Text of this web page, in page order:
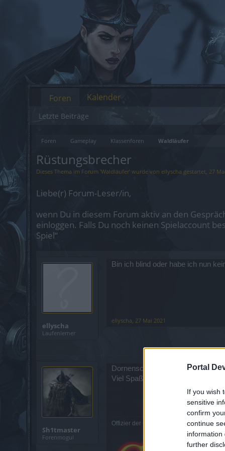
Portal
If you wish
sensitive
confirm
continue
information
further
Foren Gameplay Klassenforen Waldläufer
Rüstungsbrecher
Dieses Thema im Forum 'Waldläufer' wurde von ellyscha gestartet, 27
Liebe(r) Forum-Leser/in,
wenn Du in diesem Forum aktiv an den
einloggen. Falls Du noch keinen Spielaccount
Spiel“
ellyscha
Laufenlerner
Bin ich blind oder habe ich nun
ellyscha, 27 Mai 2021
Sh1tmaster
Forenmogul
Dornenschneise gibt
Viel Spaß beim Umstellen deiner
Offizier der Giganten: Darkeye68
Foren
Letzte Beiträge
Kalender